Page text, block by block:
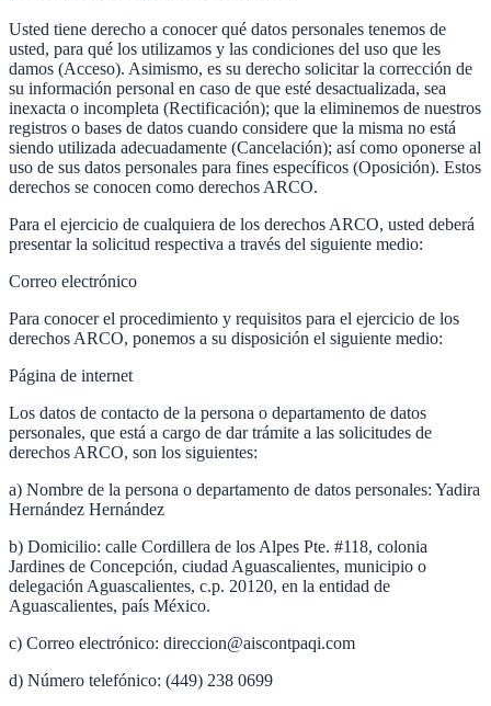
Usted tiene derecho a conocer qué datos personales tenemos de
usted, para qué los utilizamos y las condiciones del uso que les
damos (Acceso). Asimismo, es su derecho solicitar la corrección de
su información personal en caso de que esté desactualizada, sea
inexacta o incompleta (Rectificación); que la eliminemos de nuestros
registros o bases de datos cuando considere que la misma no está
siendo utilizada adecuadamente (Cancelación); así como oponerse al
uso de sus datos personales para fines específicos (Oposición). Estos
derechos se conocen como derechos ARCO.
Para el ejercicio de cualquiera de los derechos ARCO, usted deberá
presentar la solicitud respectiva a través del siguiente medio:
Correo electrónico
Para conocer el procedimiento y requisitos para el ejercicio de los
derechos ARCO, ponemos a su disposición el siguiente medio:
Página de internet
Los datos de contacto de la persona o departamento de datos
personales, que está a cargo de dar trámite a las solicitudes de
derechos ARCO, son los siguientes:
a) Nombre de la persona o departamento de datos personales: Yadira
Hernández Hernández
b) Domicilio: calle Cordillera de los Alpes Pte. #118, colonia
Jardines de Concepción, ciudad Aguascalientes, municipio o
delegación Aguascalientes, c.p. 20120, en la entidad de
Aguascalientes, país México.
c) Correo electrónico: direccion@aiscontpaqi.com
d) Número telefónico: (449) 238 0699